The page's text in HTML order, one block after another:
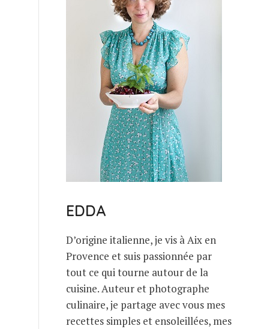
EDDA
D’origine italienne, je vis à Aix en
Provence et suis passionnée par
tout ce qui tourne autour de la
cuisine. Auteur et photographe
culinaire, je partage avec vous mes
recettes simples et ensoleillées, mes